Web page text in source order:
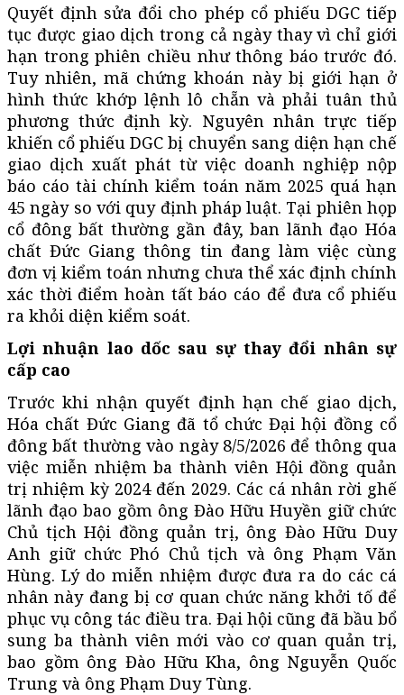
Quyết định sửa đổi cho phép cổ phiếu DGC tiếp
tục được giao dịch trong cả ngày thay vì chỉ giới
hạn trong phiên chiều như thông báo trước đó.
Tuy nhiên, mã chứng khoán này bị giới hạn ở
hình thức khớp lệnh lô chẵn và phải tuân thủ
phương thức định kỳ. Nguyên nhân trực tiếp
khiến cổ phiếu DGC bị chuyển sang diện hạn chế
giao dịch xuất phát từ việc doanh nghiệp nộp
báo cáo tài chính kiểm toán năm 2025 quá hạn
45 ngày so với quy định pháp luật. Tại phiên họp
cổ đông bất thường gần đây, ban lãnh đạo Hóa
chất Đức Giang thông tin đang làm việc cùng
đơn vị kiểm toán nhưng chưa thể xác định chính
xác thời điểm hoàn tất báo cáo để đưa cổ phiếu
ra khỏi diện kiểm soát.
Lợi nhuận lao dốc sau sự thay đổi nhân sự
cấp cao
Trước khi nhận quyết định hạn chế giao dịch,
Hóa chất Đức Giang đã tổ chức Đại hội đồng cổ
đông bất thường vào ngày 8/5/2026 để thông qua
việc miễn nhiệm ba thành viên Hội đồng quản
trị nhiệm kỳ 2024 đến 2029. Các cá nhân rời ghế
lãnh đạo bao gồm ông Đào Hữu Huyền giữ chức
Chủ tịch Hội đồng quản trị, ông Đào Hữu Duy
Anh giữ chức Phó Chủ tịch và ông Phạm Văn
Hùng. Lý do miễn nhiệm được đưa ra do các cá
nhân này đang bị cơ quan chức năng khởi tố để
phục vụ công tác điều tra. Đại hội cũng đã bầu bổ
sung ba thành viên mới vào cơ quan quản trị,
bao gồm ông Đào Hữu Kha, ông Nguyễn Quốc
Trung và ông Phạm Duy Tùng.